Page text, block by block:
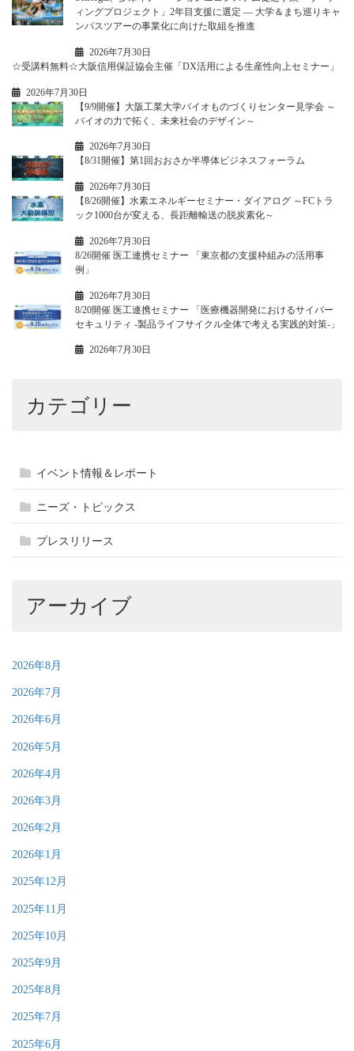
ィングプロジェクト」2年目支援に選定 ― 大学＆まち巡りキャ
ンパスツアーの事業化に向けた取組を推進
2026年7月30日
☆受講料無料☆大阪信用保証協会主催「DX活用による生産性向上セミナー」
2026年7月30日
【9/9開催】大阪工業大学バイオものづくりセンター見学会 ～
バイオの力で拓く、未来社会のデザイン～
2026年7月30日
【8/31開催】第1回おおさか半導体ビジネスフォーラム
2026年7月30日
【8/26開催】水素エネルギーセミナー・ダイアログ ～FCトラ
ック1000台が変える、長距離輸送の脱炭素化～
2026年7月30日
8/26開催 医工連携セミナー 「東京都の支援枠組みの活用事
例」
2026年7月30日
8/20開催 医工連携セミナー 「医療機器開発におけるサイバー
セキュリティ -製品ライフサイクル全体で考える実践的対策-」
2026年7月30日
カテゴリー
イベント情報＆レポート
ニーズ・トピックス
プレスリリース
アーカイブ
2026年8月
2026年7月
2026年6月
2026年5月
2026年4月
2026年3月
2026年2月
2026年1月
2025年12月
2025年11月
2025年10月
2025年9月
2025年8月
2025年7月
2025年6月